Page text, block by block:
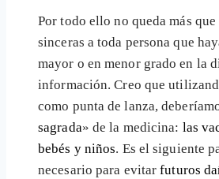
Por todo ello no queda más
sinceras a toda persona que
mayor o en menor grado en la
información. Creo que
como punta de lanza,
sagrada» de la medicina: las
bebés y niños. Es el siguiente
necesario para evitarfuturos